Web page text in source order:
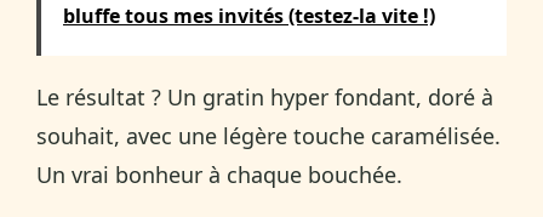
bluffe tous mes invités (testez-la vite !)
Le résultat ? Un gratin hyper fondant, doré à
souhait, avec une légère touche caramélisée.
Un vrai bonheur à chaque bouchée.